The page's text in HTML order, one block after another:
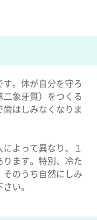
。体が自分を守ろ
象牙質）をつくる
はしみなくなりま
よって異なり、１
ます。特別、冷た
のうち自然にしみ
い。